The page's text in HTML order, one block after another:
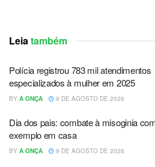
Leiatambém
Polícia registrou 783 mil atendimentos
especializados à mulher em 2025
BY A ONÇA 9 DE AGOSTO DE 2026
Dia dos pais: combate à misoginia
exemplo em casa
BY A ONÇA 9 DE AGOSTO DE 2026